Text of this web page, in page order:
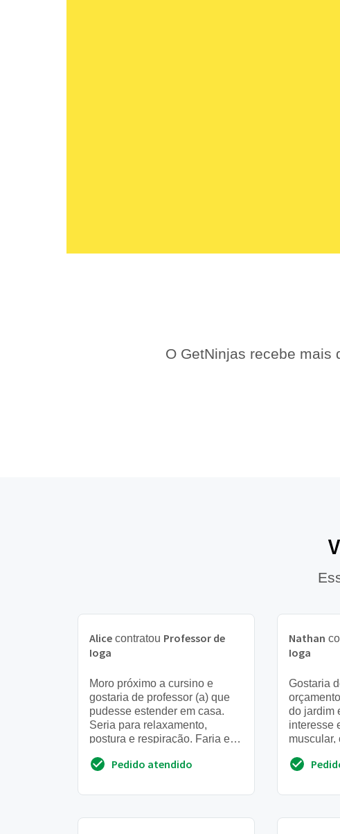
O GetNinjas recebe mais
Alice contratou Professor de
Ioga
Moro próximo a cursino e
gostaria de professor (a) que
pudesse estender em casa.
Seria para relaxamento,
postura e respiração. Faria eu
Pedido atendido
Nathan
Ioga
Gostaria
do jardim
interesse
muscular,